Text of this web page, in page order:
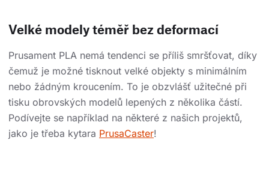
Velké modely téměř bez deformací
Prusament PLA nemá tendenci se příliš smršťovat, díky
čemuž je možné tisknout velké objekty s minimálním
nebo žádným kroucením. To je obzvlášť užitečné při
tisku obrovských modelů lepených z několika částí.
Podívejte se například na některé z našich projektů,
jako je třeba kytara PrusaCaster!